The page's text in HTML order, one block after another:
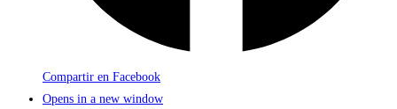
Compartir en Facebook
Opens in a new window